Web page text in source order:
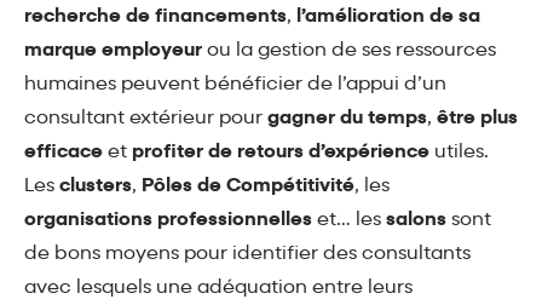
recherche de financements, l’amélioration de sa
marque employeur ou la gestion de ses ressources
humaines peuvent bénéficier de l’appui d’un
consultant extérieur pour gagner du temps, être plus
efficace et profiter de retours d’expérience utiles.
Les clusters, Pôles de Compétitivité, les
organisations professionnelles et… les salons sont
de bons moyens pour identifier des consultants
avec lesquels une adéquation entre leurs